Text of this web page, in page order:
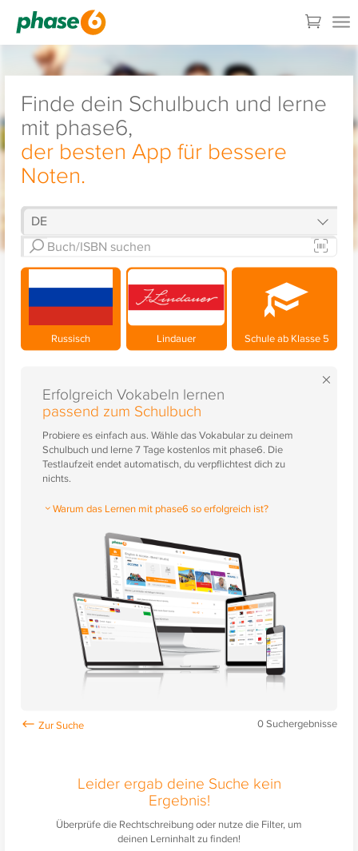
Finde dein Schulbuch und lerne
mit phase6,
der besten App für bessere
Noten.
Russisch Lindauer Schule ab Klasse 5
×
Erfolgreich Vokabeln lernen
passend zum Schulbuch
Probiere es einfach aus. Wähle das Vokabular zu deinem
Schulbuch und lerne 7 Tage kostenlos mit phase6. Die
Testlaufzeit endet automatisch, du verpflichtest dich zu
nichts.
Warum das Lernen mit phase6 so erfolgreich ist?
0Suchergebnisse
Leider ergab deine Suche kein
Ergebnis!
Überprüfe die Rechtschreibung oder nutze die Filter, um
deinen Lerninhalt zu finden!